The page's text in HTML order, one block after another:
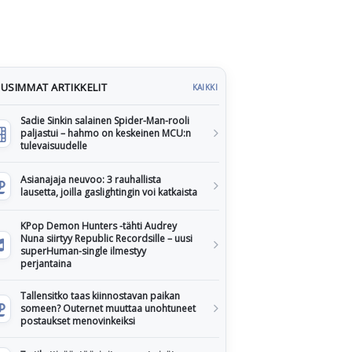
ARTIKKELIT KAIKKI
Sadie Sinkin salainen Spider-Man-rooli
paljastui – hahmo on keskeinen MCU:n
tulevaisuudelle
Asianajaja neuvoo: 3 rauhallista
lausetta, joilla gaslightingin voi katkaista
KPop Demon Hunters -tähti Audrey
Nuna siirtyy Republic Recordsille – uusi
superHuman-single ilmestyy
perjantaina
Tallensitko taas kiinnostavan paikan
someen? Outernet muuttaa unohtuneet
postaukset menovinkeiksi